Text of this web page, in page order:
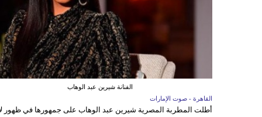
الفنانة شيرين عبد الوهاب
القاهرة - صوت الإمارات
أطلت المطربة المصرية شيرين عبد الوهاب على جمهورها في ظهور